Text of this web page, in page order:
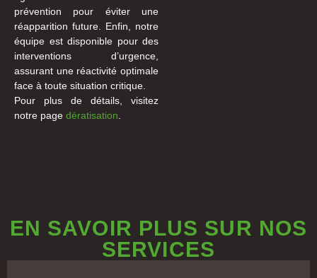
prévention pour éviter une
réapparition future. Enfin, notre
équipe est disponible pour des
interventions d’urgence,
assurant une réactivité optimale
face à toute situation critique.
Pour plus de détails, visitez
notre page dératisation
EN SAVOIR PLUS SUR NOS
SERVICES